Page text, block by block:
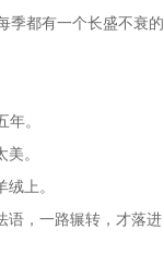
季都有一个长盛不衰的
。
。
上。